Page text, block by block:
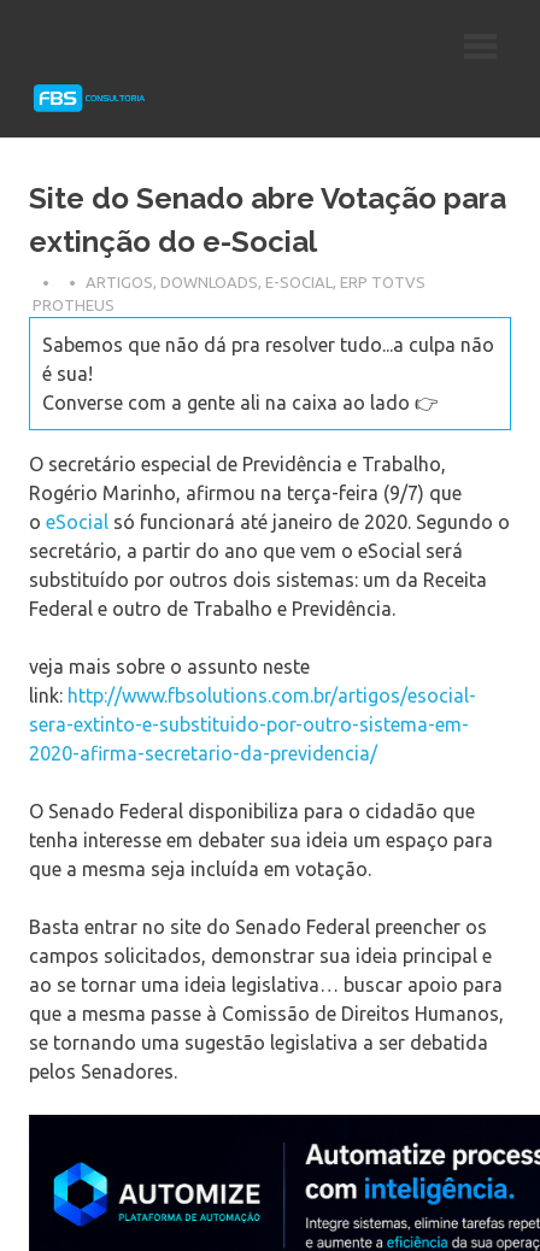
Protheus
Site do Senado abre Votação para
extinção do e-Social
ARTIGOS, DOWNLOADS, E-SOCIAL , ERP TOTVS
PROTHEUS
Sabemos que não dá pra resolver tudo...a culpa não
é sua!
Converse com a gente ali na caixa ao lado 👉
O secretário especial de Previdência e Trabalho,
Rogério Marinho, afirmou na terça-feira (9/7) que
o eSocial só funcionará até janeiro de 2020. Segundo o
secretário, a partir do ano que vem o eSocial será
substituído por outros dois sistemas: um da Receita
Federal e outro de Trabalho e Previdência.
veja mais sobre o assunto neste
link: http://www.fbsolutions.com.br/artigos/esocial-
sera-extinto-e-substituido-por-outro-sistema-em-
2020-afirma-secretario-da-previdencia/
O Senado Federal disponibiliza para o cidadão que
tenha interesse em debater sua ideia um espaço para
que a mesma seja incluída em votação.
Basta entrar no site do Senado Federal preencher os
campos solicitados, demonstrar sua ideia principal e
ao se tornar uma ideia legislativa… buscar apoio para
que a mesma passe à Comissão de Direitos Humanos,
se tornando uma sugestão legislativa a ser debatida
pelos Senadores.